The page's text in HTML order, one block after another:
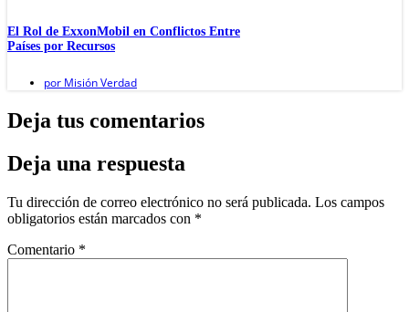
El Rol de ExxonMobil en Conflictos Entre
Países por Recursos
por Misión Verdad
Deja tus comentarios
Deja una respuesta
Tu dirección de correo electrónico no será publicada. Los campos
obligatorios están marcados con *
Comentario *